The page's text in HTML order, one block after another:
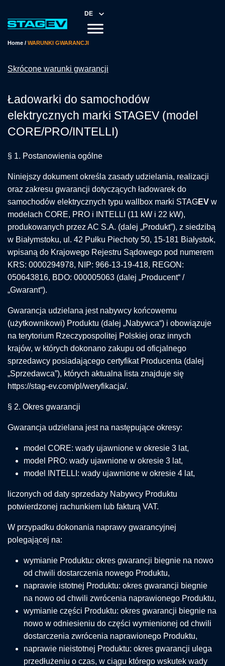
DE
Home / WARUNKI GWARANCJI
Skrócone warunki gwarancji
Ładowarki do samochodów
elektrycznych marki STAGEV (model
CORE/PRO/INTELLI)
§ 1. Postanowienia ogólne
Niniejszy dokument określa zasady udzielania, realizacji
oraz zakresu gwarancji dotyczących ładowarek do
samochodów elektrycznych typu wallbox marki STAGEV w
modelach CORE, PRO i INTELLI (11 kW i 22 kW),
produkowanych przez AC S.A. (dalej „Produkt”), z siedzibą
w Białymstoku, ul. 42 Pułku Piechoty 50, 15-181 Białystok,
wpisaną do Krajowego Rejestru Sądowego pod numerem
KRS: 0000294978, NIP: 966-13-19-418, REGON:
050643816, BDO: 000005063 (dalej „Producent“ /
„Gwarant“).
Gwarancja udzielana jest nabywcy końcowemu
(użytkownikowi) Produktu (dalej „Nabywca“) i obowiązuje
na terytorium Rzeczypospolitej Polskiej oraz innych
krajów, w których dokonano zakupu od oficjalnego
sprzedawcy posiadającego certyfikat Producenta (dalej
„Sprzedawca”), których aktualna lista znajduje się
https://stag-ev.com/pl/weryfikacja/.
§ 2. Okres gwarancji
Gwarancja udzielana jest na następujące okresy:
model CORE: wady ujawnione w okresie 3 lat,
model PRO: wady ujawnione w okresie 3 lat,
model INTELLI: wady ujawnione w okresie 4 lat,
liczonych od daty sprzedaży Nabywcy Produktu
potwierdzonej rachunkiem lub fakturą VAT.
W przypadku dokonania naprawy gwarancyjnej
polegającej na:
wymianie Produktu: okres gwarancji biegnie na nowo
od chwili dostarczenia nowego Produktu,
naprawie istotnej Produktu: okres gwarancji biegnie
na nowo od chwili zwrócenia naprawionego Produktu,
wymianie części Produktu: okres gwarancji biegnie na
nowo w odniesieniu do części wymienionej od chwili
dostarczenia zwrócenia naprawionego Produktu,
naprawie nieistotnej Produktu: okres gwarancji ulega
przedłużeniu o czas, w ciągu którego wskutek wady